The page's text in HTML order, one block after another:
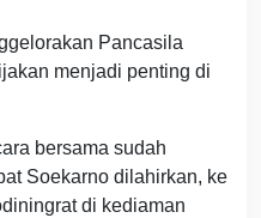
Pancasila
menjadi penting di
bersama sudah
Soekarno dilahirkan, ke
di kediaman